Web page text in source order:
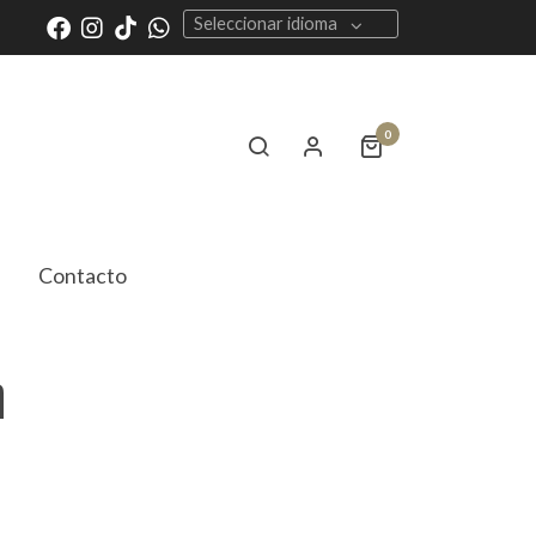
Seleccionar idioma
0
Contacto